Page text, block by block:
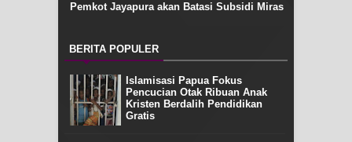
Pemkot Jayapura akan Batasi Subsidi Miras
BERITA POPULER
Islamisasi Papua Fokus
Pencucian Otak Ribuan Anak
Kristen Berdalih Pendidikan
Gratis